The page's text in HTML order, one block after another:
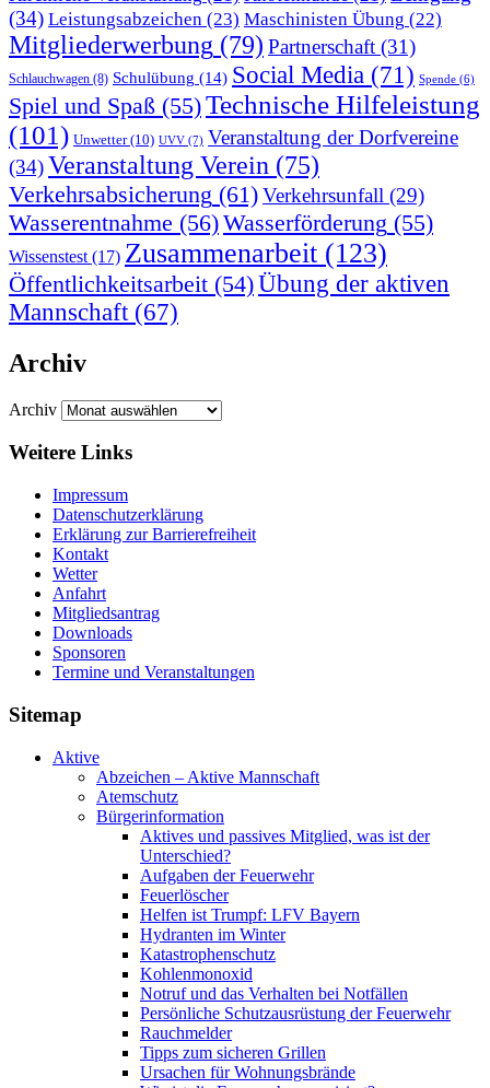
(34) Leistungsabzeichen (23) Maschinisten Übung (22)
Mitgliederwerbung (79) Partnerschaft (31)
Schlauchwagen (8) Schulübung (14) Social Media (71) Spende (6)
Spiel und Spaß (55)Technische Hilfeleistung
(101) Unwetter(10) UVV (7) Veranstaltung der Dorfvereine
(34)Veranstaltung Verein (75)
Verkehrsabsicherung (61)Verkehrsunfall (29)
Wasserentnahme (56)Wasserförderung (55)
Wissenstest (17) Zusammenarbeit (123)
Öffentlichkeitsarbeit (54)Übung der aktiven
Mannschaft (67)
Archiv
Archiv
Weitere Links
Impressum
Datenschutzerklärung
Erklärung zur Barriere­frei­heit
Kontakt
Wetter
Anfahrt
Mitgliedsantrag
Downloads
Sponsoren
Termine und Veranstaltungen
Sitemap
Aktive
Abzeichen – Aktive Mannschaft
Atemschutz
Bürgerinformation
Aktives und passives Mitglied, was ist der
Unterschied?
Aufgaben der Feuerwehr
Feuerlöscher
Helfen ist Trumpf: LFV Bayern
Hydranten im Winter
Katastrophenschutz
Kohlenmonoxid
Notruf und das Verhalten bei Notfällen
Persönliche Schutzausrüstung der Feuerwehr
Rauchmelder
Tipps zum sicheren Grillen
Ursachen für Wohnungsbrände